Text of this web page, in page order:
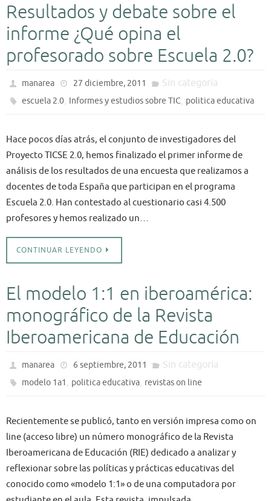
Resultados y debate sobre el
informe ¿Qué opina el
profesorado sobre Escuela 2.0?
manarea 27 diciembre, 2011 Sin categoría
escuela 2.0, Informes y estudios sobre TIC, politica educativa
Hace pocos días atrás, el conjunto de investigadores del
Proyecto TICSE 2.0, hemos finalizado el primer informe de
análisis de los resultados de una encuesta que realizamos a
docentes de toda España que participan en el programa
Escuela 2.0. Han contestado al cuestionario casi 4.500
profesores y hemos realizado un…
CONTINUAR LEYENDO
El modelo 1:1 en iberoamérica:
monográfico de la Revista
Iberoamericana de Educación
manarea 6 septiembre, 2011 Sin categoría
modelo 1a1 , politica educativa, revistas on line
Recientemente se publicó, tanto en versión impresa como on
line (acceso libre) un número monográfico de la Revista
Iberoamericana de Educación (RIE) dedicado a analizar y
reflexionar sobre las políticas y prácticas educativas del
conocido como «modelo 1:1» o de una computadora por